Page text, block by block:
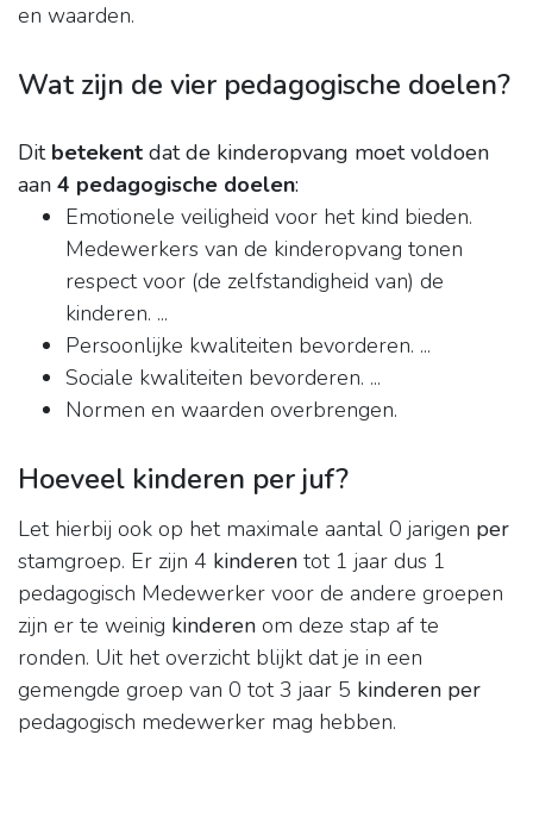
en waarden.
Wat zijn de vier pedagogische doelen?
Dit betekent dat de kinderopvang moet voldoen
aan 4 pedagogische doelen:
Emotionele veiligheid voor het kind bieden.
Medewerkers van de kinderopvang tonen
respect voor (de zelfstandigheid van) de
kinderen. ...
Persoonlijke kwaliteiten bevorderen. ...
Sociale kwaliteiten bevorderen. ...
Normen en waarden overbrengen.
Hoeveel kinderen per juf?
Let hierbij ook op het maximale aantal 0 jarigen per
stamgroep. Er zijn 4 kinderen tot 1 jaar dus 1
pedagogisch Medewerker voor de andere groepen
zijn er te weinig kinderen om deze stap af te
ronden. Uit het overzicht blijkt dat je in een
gemengde groep van 0 tot 3 jaar 5 kinderen per
pedagogisch medewerker mag hebben.